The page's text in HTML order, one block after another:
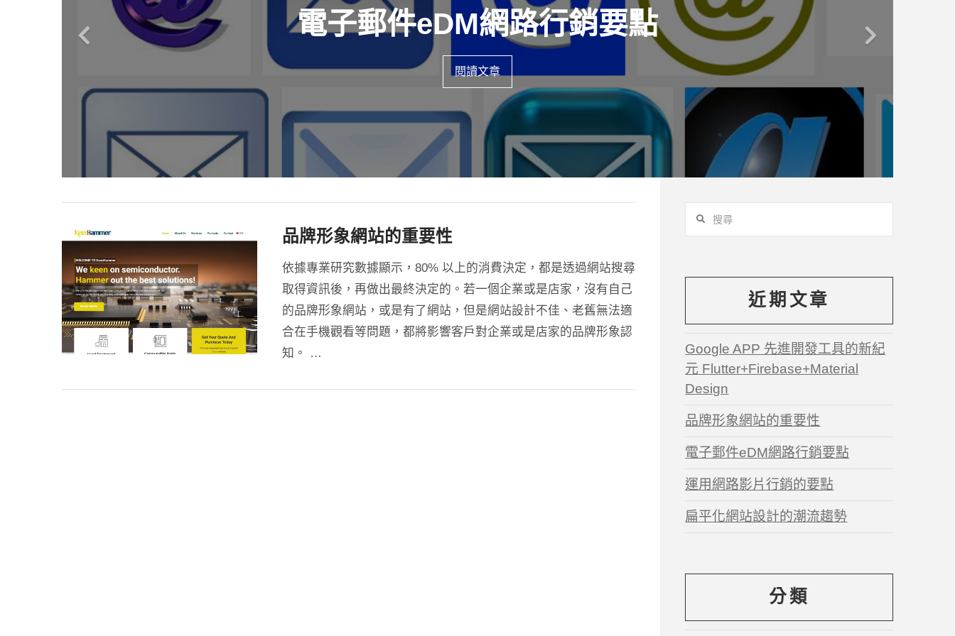
電子郵件eDM網路行銷要點
閱讀文章
扁平化網站設計的潮流趨勢
閱讀文章
品牌形象網站的重要性
依據專業研究數據顯示，80% 以上的消費決定，都是透過網站搜尋
取得資訊後，再做出最終決定的。若一個企業或是店家，沒有自己
的品牌形象網站，或是有了網站，但是網站設計不佳、老舊無法適
合在手機觀看等問題，都將影響客戶對企業或是店家的品牌形象認
知。 …
搜
尋
近期文章
Google APP 先進開發工具的新紀
元 Flutter+Firebase+Material
Design
品牌形象網站的重要性
電子郵件eDM網路行銷要點
運用網路影片行銷的要點
扁平化網站設計的潮流趨勢
分類